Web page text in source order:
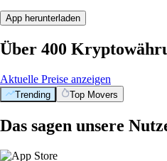
App herunterladen
Über 400
Aktuelle Preise anzeigen
Trending Top Movers
Das sagen unsere